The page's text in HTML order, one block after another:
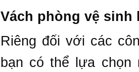
Vách phòng vệ
Riêng đối với các
bạn có thể lựa chọn